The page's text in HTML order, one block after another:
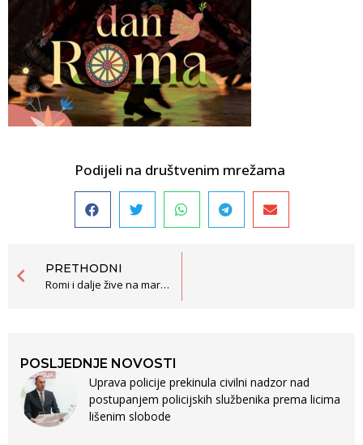
Podijeli na društvenim mrežama
PRETHODNI
Romi i dalje žive na marginama društva i bez suštinskog pristupa pravima
POSLJEDNJE NOVOSTI
Uprava policije prekinula civilni nadzor nad
postupanjem policijskih službenika prema licima
lišenim slobode